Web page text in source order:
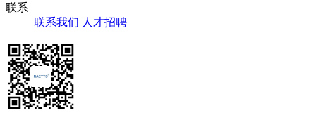
联系
联系我们 人才招聘